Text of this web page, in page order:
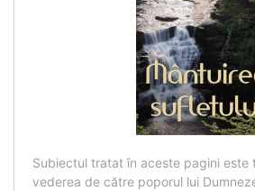
Subiectul tratat în aceste pagini este
vederea de către poporul lui